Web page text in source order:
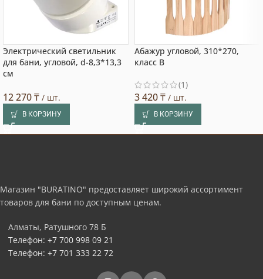
Электрический светильник
для бани, угловой, d-8,3*13,3
см
12 270₸ / шт.
В КОРЗИНУ
Абажур угловой, 310*270,
класс В
(1)
3 420₸ / шт.
В КОРЗИНУ
Магазин "BURATINO" предоставляет широкий ассортимент
товаров для бани по доступным ценам.
Алматы, Ратушного 78 Б
Телефон: +7 700 998 09 21
Телефон: +7 701 333 22 72